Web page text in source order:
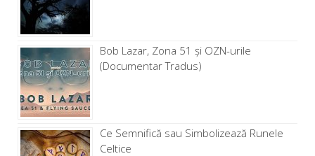
Bob Lazar, Zona 51 și OZN-urile
(Documentar Tradus)
Ce Semnifică sau Simbolizează Runele
Celtice